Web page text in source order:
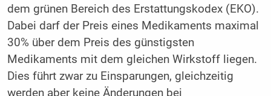
dem grünen Bereich des Erstattungskodex (EKO).
Dabei darf der Preis eines Medikaments maximal
30% über dem Preis des günstigsten
Medikaments mit dem gleichen Wirkstoff liegen.
Dies führt zwar zu Einsparungen, gleichzeitig
werden aber keine Änderungen bei